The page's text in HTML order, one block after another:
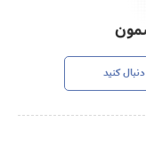
دنبال کنید